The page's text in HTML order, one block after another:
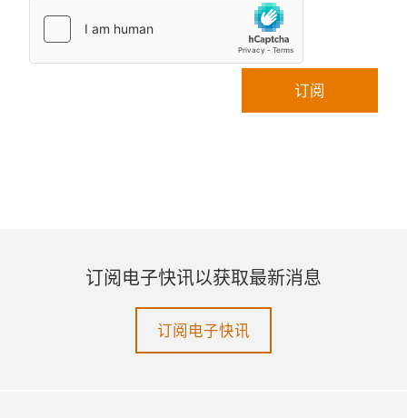
订阅
订阅电子快讯以获取最新消息
订阅电子快讯